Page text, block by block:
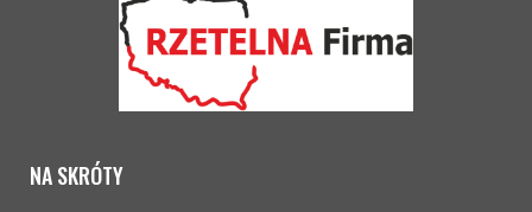
NA SKRÓTY